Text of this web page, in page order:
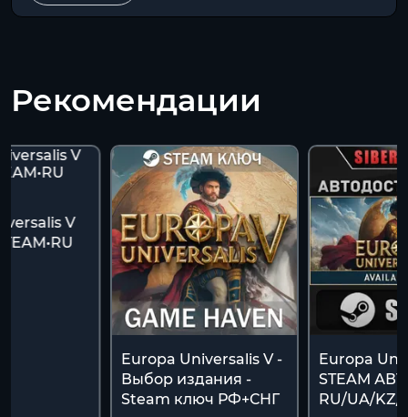
Рекомендации
V
Europa Universalis V -
Выбор издания -
Steam ключ РФ+СНГ
Europa
STEAM
RU/UA/KZ/